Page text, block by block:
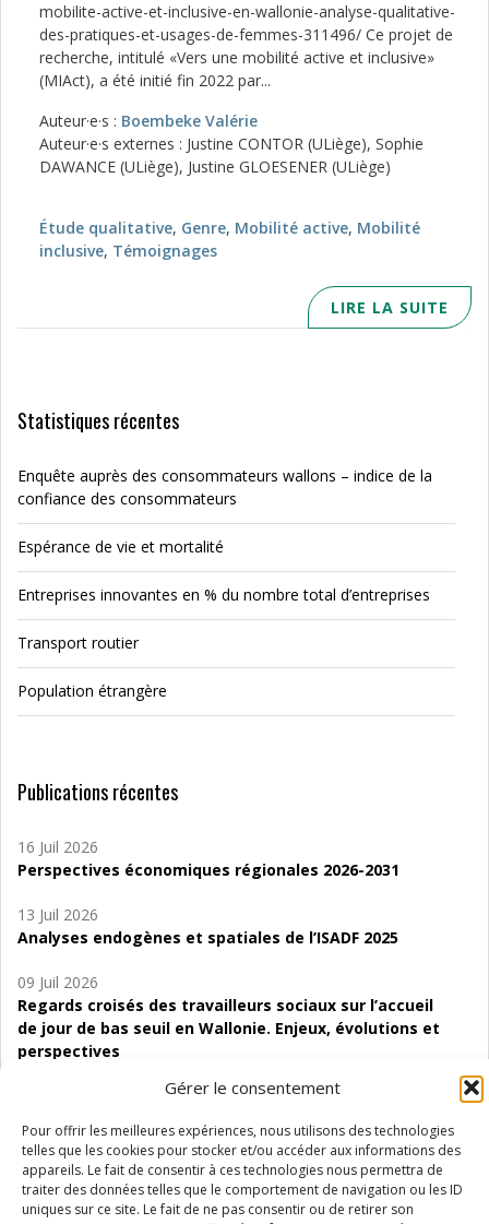
Gérer le consentement
Pour offrir les meilleures expériences, nous utilisons des technologies
telles que les cookies pour stocker et/ou accéder aux informations des
appareils. Le fait de consentir à ces technologies nous permettra de
traiter des données telles que le comportement de navigation ou les ID
uniques sur ce site. Le fait de ne pas consentir ou de retirer son
mobilite-active-et-inclusive-en-wallonie-analyse-qualitative-
des-pratiques-et-usages-de-femmes-311496/ Ce projet de
recherche, intitulé «Vers une mobilité active et inclusive»
(MIAct), a été initié fin 2022 par...
Auteur·e·s : Boembeke Valérie
Auteur·e·s externes : Justine CONTOR (ULiège), Sophie
DAWANCE (ULiège), Justine GLOESENER (ULiège)
Étude qualitative, Genre, Mobilité active, Mobilité
inclusive, Témoignages
LIRE LA SUITE
Statistiques récentes
Enquête auprès des consommateurs wallons – indice de la
confiance des consommateurs
Espérance de vie et mortalité
Entreprises innovantes en % du nombre total d’entreprises
Transport routier
Population étrangère
Publications récentes
16 Juil 2026
Perspectives économiques régionales 2026-2031
13 Juil 2026
Analyses endogènes et spatiales de l’ISADF 2025
09 Juil 2026
Regards croisés des travailleurs sociaux sur l’accueil
de jour de bas seuil en Wallonie. Enjeux, évolutions et
perspectives
d’accompagnement à l’autocréation d’emploi (SAACE)
01 Juil 2026
Pénurie du personnel infirmier :quels indicateurs